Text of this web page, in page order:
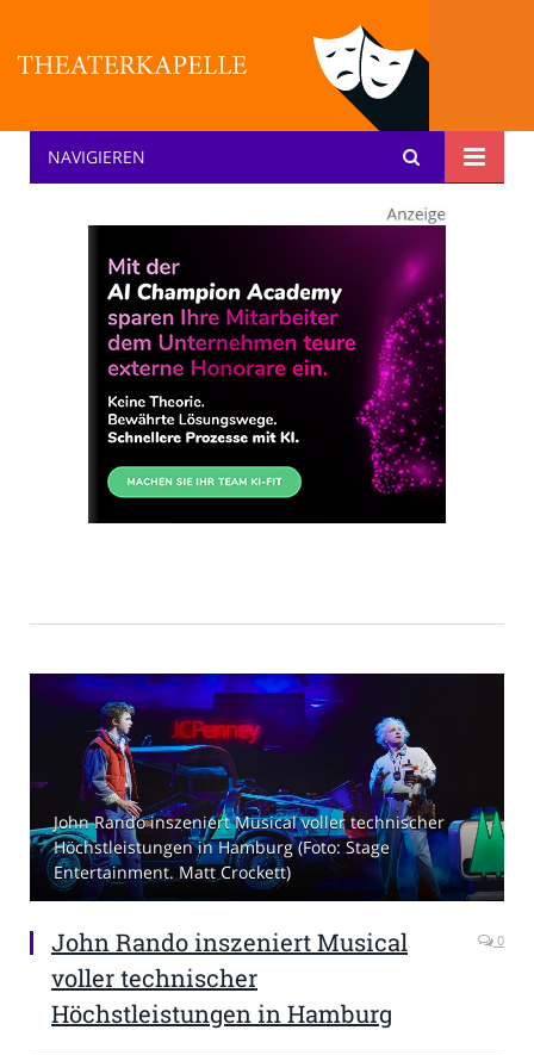
Theater: [KA] :pelle
NAVIGIEREN
John Rando inszeniert Musical voller technischer
Höchstleistungen in Hamburg (Foto: Stage
Entertainment. Matt Crockett)
John Rando inszeniert Musical
voller technischer
Höchstleistungen in Hamburg
0